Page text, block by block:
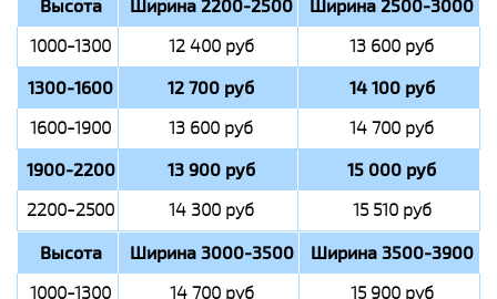
Высота Ширина 2200-2500 Ширина 2500-3000
1000-1300 12 400 руб 13 600 руб
1300-1600 12 700 руб 14 100 руб
1600-1900 13 600 руб 14 700 руб
1900-2200 13 900 руб 15 000 руб
2200-2500 14 300 руб 15 510 руб
Высота Ширина 3000-3500 Ширина 3500-3900
1000-1300 14 700 руб 15 900 руб